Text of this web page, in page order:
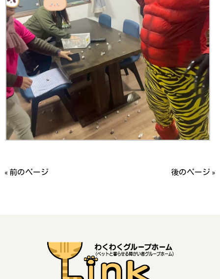
« 前のページ 後のページ »